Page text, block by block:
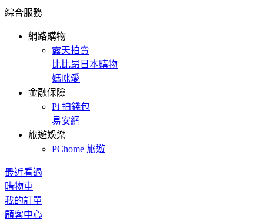
綜合服務
網路購物
露天拍賣
比比昂日本購物
媽咪愛
金融保險
Pi 拍錢包
易安網
旅遊娛樂
PChome 旅遊
最近看過
購物車
我的訂單
顧客中心